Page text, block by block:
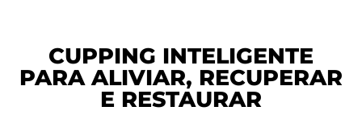
CUPPING INTELIGENTE
PARA ALIVIAR, RECUPERAR
E RESTAURAR